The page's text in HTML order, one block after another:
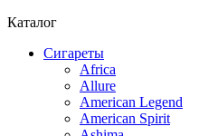
Каталог
Сигареты
Africa
Allure
American Legend
American Spirit